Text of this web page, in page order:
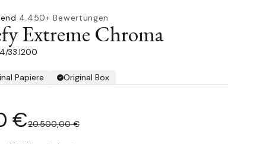
·4.450+ Bewertungen
Extreme Chroma
33.I200
Papiere Original Box
€20.500,00 €